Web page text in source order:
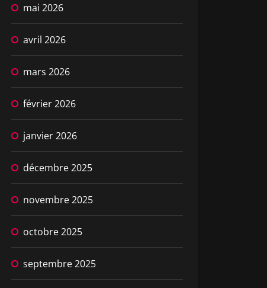
mai 2026
avril 2026
mars 2026
février 2026
janvier 2026
décembre 2025
novembre 2025
octobre 2025
septembre 2025